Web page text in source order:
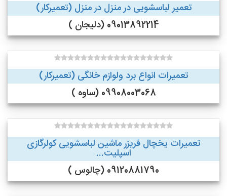
تعمیر لباسشویی در منزل در منزل (تعمیرکار)
09013892214 (دلیجان )
تعمیرات انواع برد ولوازم خانگی (تعمیرکار)
09908003068 (ساوه )
تعمیرات یخچال فریزر ماشین لباسشویی کولرگازی
اسپلیت...
09120881790 (چالوس )